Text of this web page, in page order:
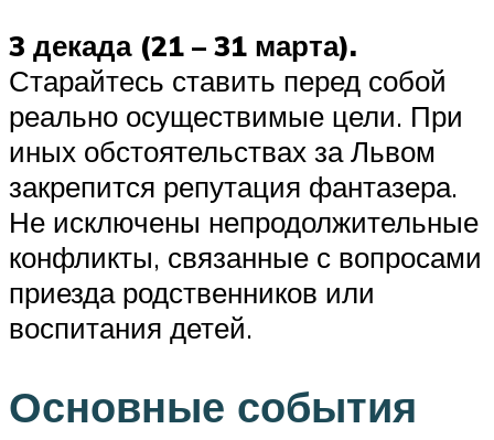
3 декада (21 – 31 марта).
Старайтесь ставить перед собой
реально осуществимые цели. При
иных обстоятельствах за Львом
закрепится репутация фантазера.
Не исключены непродолжительные
конфликты, связанные с вопросами
приезда родственников или
воспитания детей.
Основные события